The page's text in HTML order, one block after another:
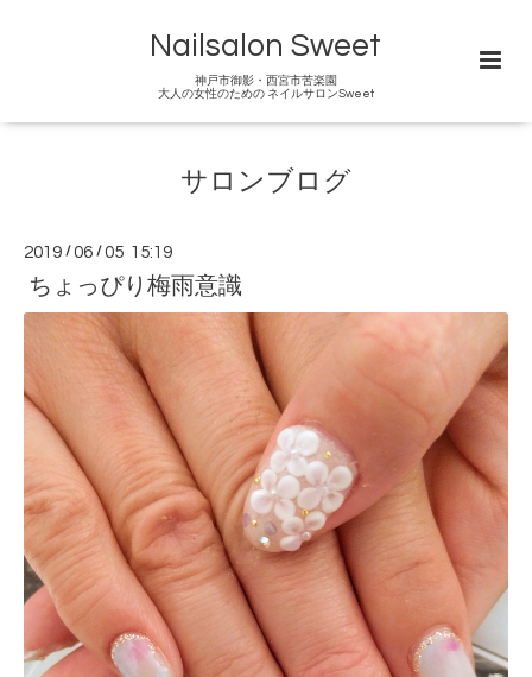
Nailsalon Sweet
神戸市御影・西宮市苦楽園
大人の女性のための ネイルサロンSweet
サロンブログ
2019 /06 /05 15:19
ちょっぴり梅雨意識